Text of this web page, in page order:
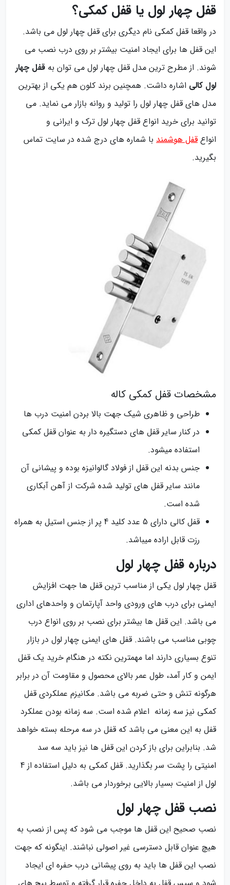
قفل چهار لول یا قفل کمکی؟
در واقعا قفل کمکی نام دیگری برای قفل چهار لول می باشد.
این قفل ها برای ایجاد امنیت بیشتر بر روی درب نصب می
شوند. از مطرح ترین مدل قفل چهار لول می توان به قفل چهار
لول کالی اشاره داشت. همچنین برند کلون هم یکی از بهترین
مدل های قفل چهار لول را تولید و روانه بازار می نماید. می
توانید برای خرید انواع قفل چهار لول ترک و ایرانی و
انواع قفل هوشمند با شماره های درج شده در سایت تماس
بگیرید.
مشخصات قفل کمکی کاله
طراحی و ظاهری شیک جهت بالا بردن امنیت درب ها
در کنار سایر قفل های دستگیره دار به عنوان قفل کمکی
استفاده میشود.
جنس بدنه این قفل از فولاد گالوانیزه بوده و پیشانی آن
مانند سایر قفل های تولید شده شرکت از آهن آبکاری
شده است.
قفل کالی دارای 5 عدد کلید 4 پر از جنس استیل به همراه
رزت قابل اراده میباشد.
درباره قفل چهار لول
قفل چهار لول یکی از مناسب ترین قفل ها جهت افزایش
ایمنی برای درب های ورودی واحد آپارتمان و واحدهای اداری
می باشد. این قفل ها بیشتر برای نصب بر روی انواع درب
چوبی مناسب می باشند. قفل های ایمنی چهار لول در بازار
تنوع بسیاری دارند اما مهمترین نکته در هنگام خرید یک قفل
ایمن و کار آمد، طول عمر بالای محصول و مقاومت آن در برابر
هرگونه تنش و حتی ضربه می باشد. مکانیزم عملکردی قفل
کمکی نیز سه زمانه اعلام شده است. سه زمانه بودن عملکرد
قفل به این معنی می باشد که قفل در سه مرحله بسته خواهد
شد. بنابراین برای باز کردن این قفل ها نیز باید سه سد
امنیتی را پشت سر بگذارید. قفل کمکی به دلیل استفاده از 4
لول از امنیت بسیار بالایی برخوردار می باشد.
نصب قفل چهار لول
نصب صحیح این قفل ها موجب می شود که پس از نصب به
هیچ عنوان قابل دسترسی غیر اصولی نباشند. اینگونه که جهت
نصب این قفل ها باید به روی پیشانی درب حفره ای ایجاد